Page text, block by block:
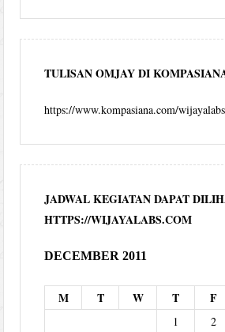
TULISAN OMJAY DI
https://www.kompasiana.com/wijayalabs
JADWAL KEGIATAN DAPAT
HTTPS://WIJAYALABS.COM
DECEMBER 2011
M T W T F
1 2